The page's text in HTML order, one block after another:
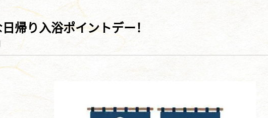
帰り入浴ポイントデー！